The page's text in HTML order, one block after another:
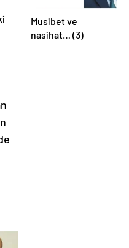
Musibet ve
nasihat… (3)